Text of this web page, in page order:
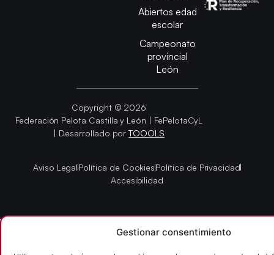
Gestionar consentimiento
Abiertos edad
escolar
Campeonato
provincial
León
Copyright © 2026
Federación Pelota Castilla y León | FePelotaCyL
| Desarrollado porTOOOLS
Aviso LegalPolítica de CookiesPolítica de Privacidad
Accesibilidad